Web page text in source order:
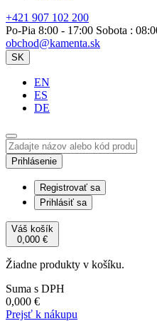
+421 907 102 200
Po-Pia 8:00 - 17:00 Sobota :
obchod@kamenta.sk
SK
EN
ES
DE
Prihlásenie
Registrovať sa
Prihlásiť sa
Váš košík
0,000 €
Žiadne produkty v košíku.
Suma s DPH
0,000 €
Prejsť k nákupu